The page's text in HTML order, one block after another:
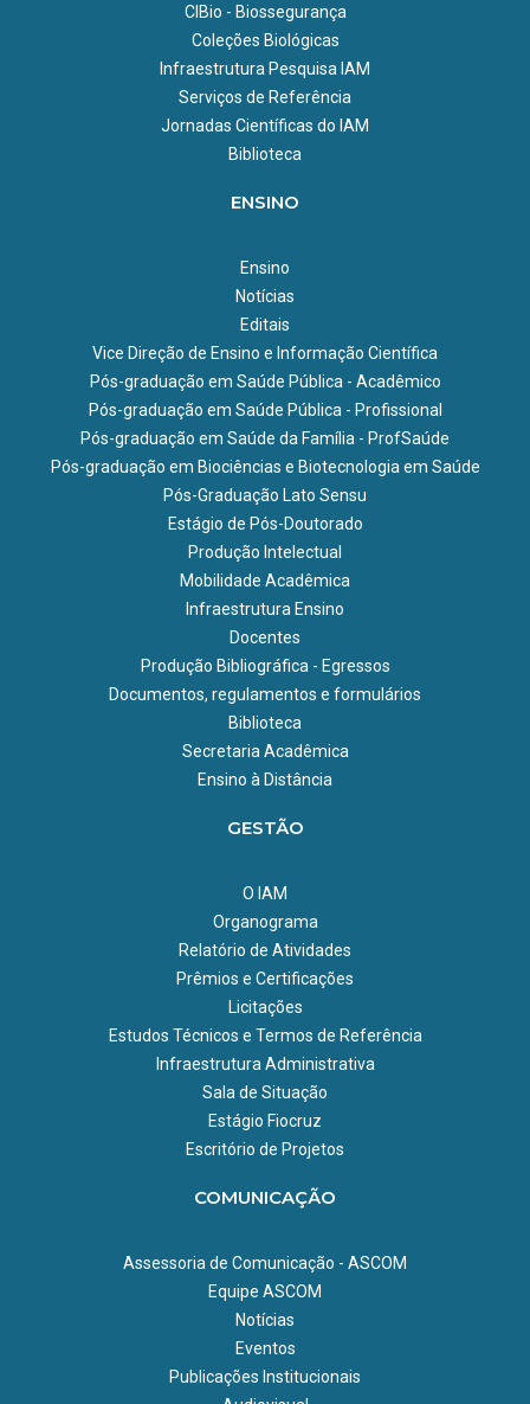
CIBio - Biossegurança
Coleções Biológicas
Infraestrutura Pesquisa IAM
Serviços de Referência
Jornadas Científicas do IAM
Biblioteca
ENSINO
Ensino
Notícias
Editais
Vice Direção de Ensino e Informação Científica
Pós-graduação em Saúde Pública - Acadêmico
Pós-graduação em Saúde Pública - Profissional
Pós-graduação em Saúde da Família - ProfSaúde
Pós-graduação em Biociências e Biotecnologia em Saúde
Pós-Graduação Lato Sensu
Estágio de Pós-Doutorado
Produção Intelectual
Mobilidade Acadêmica
Infraestrutura Ensino
Docentes
Produção Bibliográfica - Egressos
Documentos, regulamentos e formulários
Biblioteca
Secretaria Acadêmica
Ensino à Distância
GESTÃO
O IAM
Organograma
Relatório de Atividades
Prêmios e Certificações
Licitações
Estudos Técnicos e Termos de Referência
Infraestrutura Administrativa
Sala de Situação
Estágio Fiocruz
Escritório de Projetos
COMUNICAÇÃO
Assessoria de Comunicação - ASCOM
Equipe ASCOM
Notícias
Eventos
Publicações Institucionais